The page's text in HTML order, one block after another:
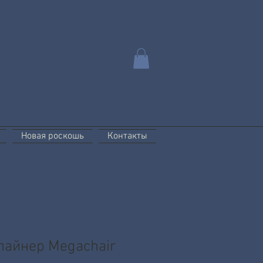
Новая роскошь Контакты
Megachair